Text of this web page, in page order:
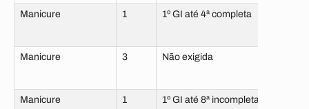
Manicure 1 1º GI até 4ª completa
Manicure 3 Não exigida
Manicure 1 1º GI até 8ª incompleta